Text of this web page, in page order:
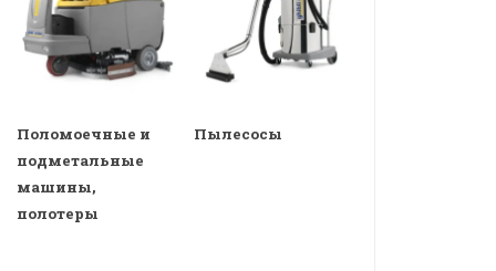
Поломоечные и
подметальные
машины,
полотеры
Пылесосы